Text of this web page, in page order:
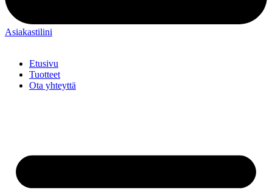
Asiakastilini
Etusivu
Tuotteet
Ota yhteyttä